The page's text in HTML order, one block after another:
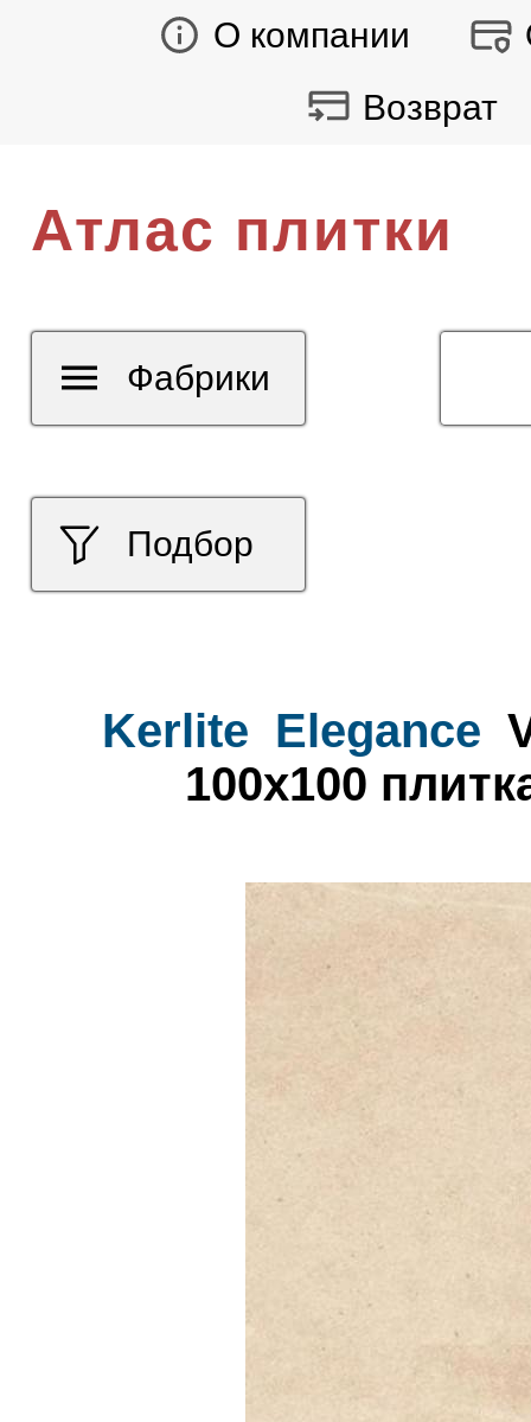
О компании
Возврат
Атлас плитки
Подбор
Фабрики
Kerlite Elegance
100x100